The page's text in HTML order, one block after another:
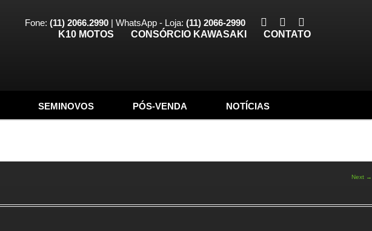
Fone: (11) 2066.2990 | WhatsApp - Loja: (11) 2066-2990
K10 MOTOS
CONSÓRCIO KAWASAKI CONTATO
SEMINOVOS PÓS-VENDA NOTÍCIAS
Next →